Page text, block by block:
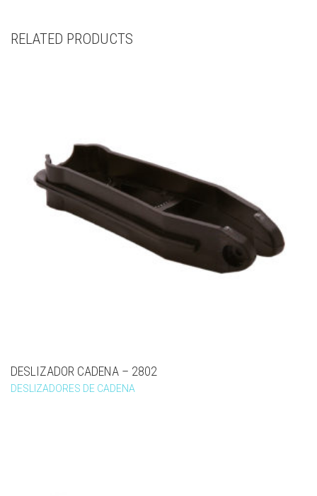
RELATED PRODUCTS
DESLIZADOR CADENA – 2802
DESLIZADORES DE CADENA